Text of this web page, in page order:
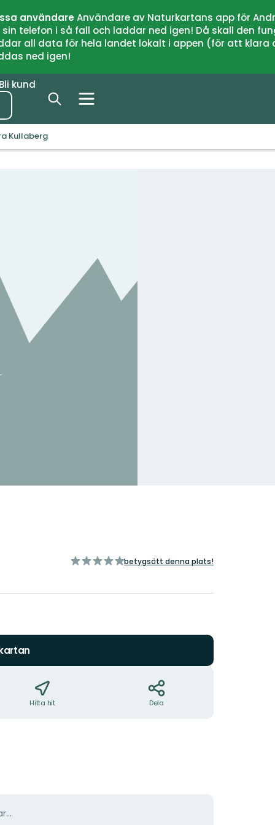
användareAnvändare av Naturkartans app för
telefon i så fall och laddar ned igen! Då skall den
all data för hela landet lokalt i appen (för att
ned igen!
Bli kund
Kullaberg
av
betygsätt denna plats!
Hitta hit Dela